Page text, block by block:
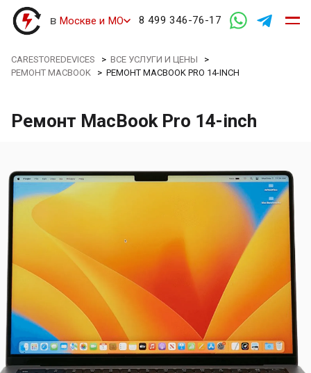
в Москве и МО 8 499 346-76-17
CARESTOREDEVICES >ВСЕ УСЛУГИ И ЦЕНЫ >
РЕМОНТ MACBOOK >РЕМОНТ MACBOOK PRO 14-INCH
Ремонт MacBook Pro 14-inch